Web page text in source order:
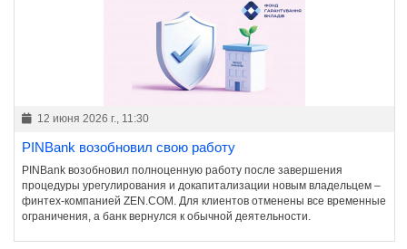
12 июня 2026 г., 11:30
PINBank возобновил свою работу
PINBank возобновил полноценную работу после завершения
процедуры урегулирования и докапитализации новым владельцем –
финтех-компанией ZEN.COM. Для клиентов отменены все временные
ограничения, а банк вернулся к обычной деятельности.